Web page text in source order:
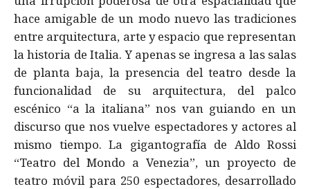
hace amigable de un modo nuevo las tradiciones
entre arquitectura, arte y espacio que representan
la historia de Italia. Y apenas se ingresa a las salas
de planta baja, la presencia del teatro desde la
funcionalidad de su arquitectura, del palco
escénico “a la italiana” nos van guiando en un
discurso que nos vuelve espectadores y actores al
mismo tiempo. La gigantografía de Aldo Rossi
“Teatro del Mondo a Venezia”, un proyecto de
teatro móvil para 250 espectadores, desarrollado